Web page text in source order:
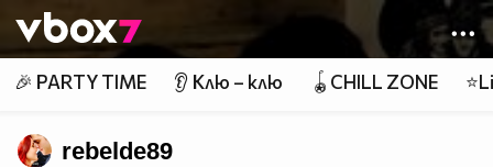
👾
🎉 PARTY TIME 👂 Клю – клю 🪀CHILL ZONE
rebelde89